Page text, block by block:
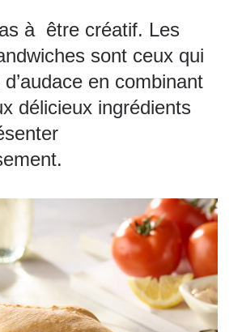
à être créatif. Les
sont ceux qui
en combinant
délicieux ingrédients